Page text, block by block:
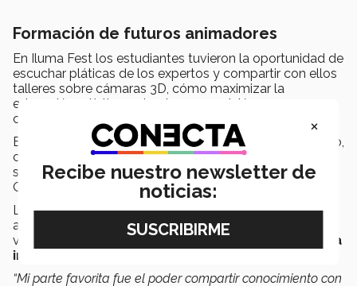
Formación de futuros animadores
En Iluma Fest los estudiantes tuvieron la oportunidad de
escuchar pláticas de los expertos y compartir con ellos
talleres sobre cámaras 3D, cómo maximizar la
educación artística, sobre la composición
cinematográfica, entre otros temas.
Esta fue la tercera edición del evento y al 100% poblano,
cientos de interesados en videojuegos y la ilustración
se trasladaron de ciudades como Guadalajara y
Querétaro para poder formar parte de la experiencia.
Los ponentes convivieron durante 3 días con los
asistentes, y mencionar que estaban emocionados por
ver a las
nuevas generaciones interesados en esta
industria.
“Mi parte favorita fue el poder compartir conocimiento con
×
Recibe nuestro newsletter de
noticias: